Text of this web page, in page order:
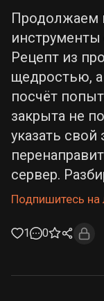
Продолжаем
инструменты
Рецепт из
щедростью,
посчёт
закрыта не
указать
сервер.
Подпишитесь
1 0